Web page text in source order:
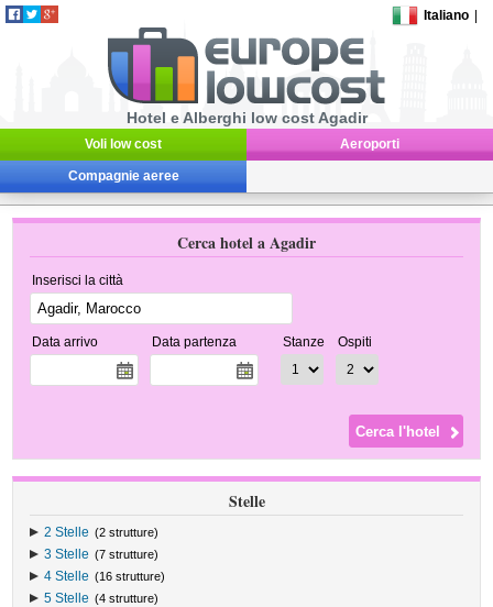
Italiano
Hotel e Alberghi low cost Agadir
Voli low cost Aeroporti
Compagnie aeree
Cerca hotel a Agadir
Inserisci la città
Data arrivo Data partenza Stanze Ospiti
Stelle
2 Stelle (2 strutture)
3 Stelle (7 strutture)
4 Stelle (16 strutture)
5 Stelle (4 strutture)